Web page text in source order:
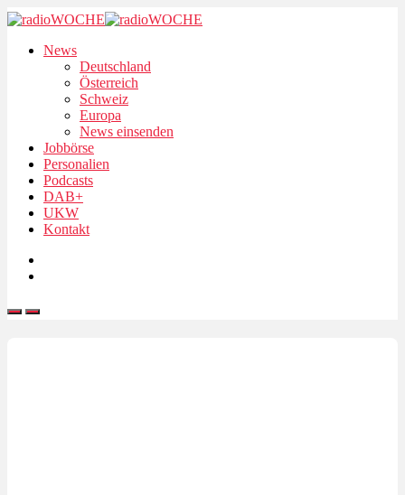
News
Deutschland
Österreich
Schweiz
Europa
News einsenden
Jobbörse
Personalien
Podcasts
DAB+
UKW
Kontakt